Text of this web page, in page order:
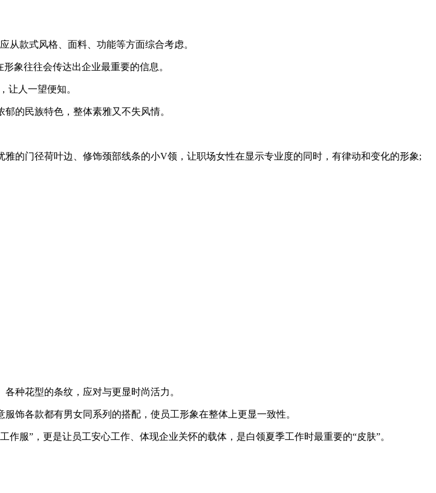
从款式风格、面料、功能等方面综合考虑。
象往往会传达出企业最重要的信息。
让人一望便知。
的民族特色，整体素雅又不失风情。
的门径荷叶边、修饰颈部线条的小V领，让职场女性在显示专业度的同时，有律动和变化的形象;
种花型的条纹，应对与更显时尚活力。
饰各款都有男女同系列的搭配，使员工形象在整体上更显一致性。
服”，更是让员工安心工作、体现企业关怀的载体，是白领夏季工作时最重要的“皮肤”。